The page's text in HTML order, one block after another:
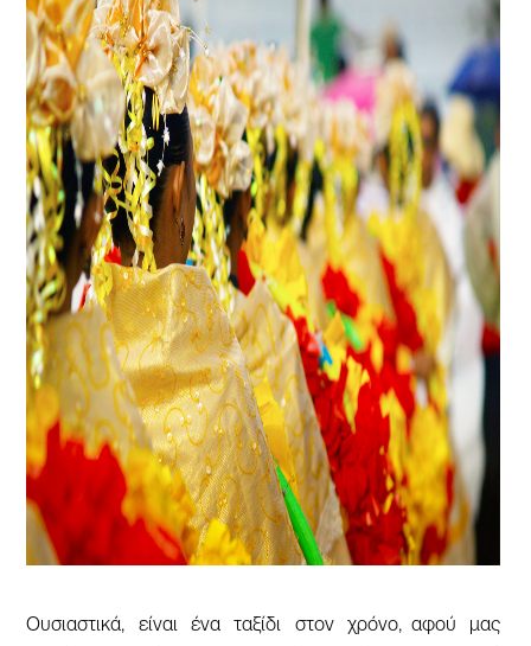
Ουσιαστικά, είναι ένα ταξίδι στον χρόνο, αφού μας